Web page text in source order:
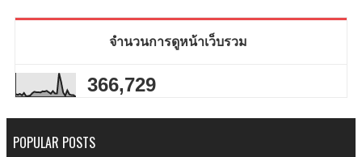
จำนวนการดูหน้าเว็บรวม
366,729
POPULAR POSTS